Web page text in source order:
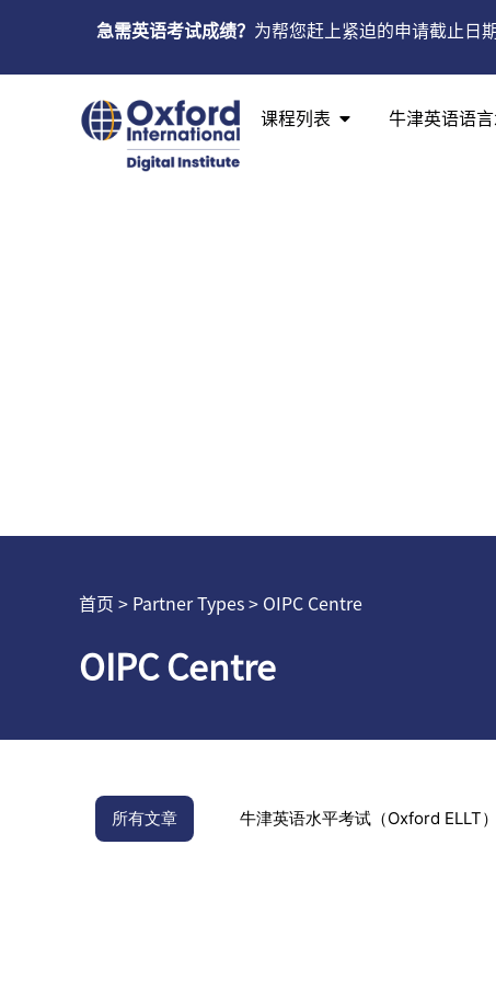
急需英语考试成绩？ 为帮您赶上紧迫的申请截止日
课程列表 牛津英语语
首页 > Partner Types > OIPC Centre
OIPC Centre
所有文章 牛津英语水平考试（Oxford ELLT）